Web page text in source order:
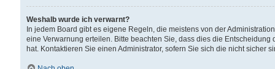
Weshalb wurde ich verwarnt?
In jedem Board gibt es eigene Regeln, die meistens von der
eine Verwarnung erteilen. Bitte beachten Sie, dass dies die
hat. Kontaktieren Sie einen Administrator, sofern Sie sich die nicht sicher